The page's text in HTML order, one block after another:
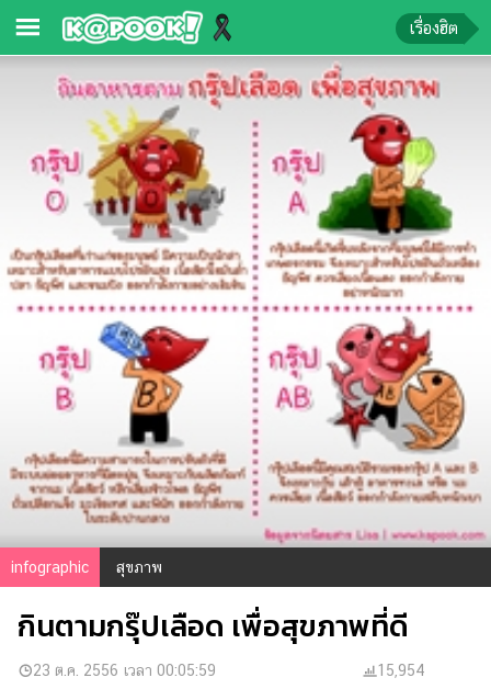
ข่าว-
รู้
ข่าว
ข่าว
บันเทิง
ตรวจ
หวย
ผล
บอล
การ
เงิน
การ
ศึกษา
บันเทิง
รูปภาพ
เรื่องฮิต
infographic สุขภาพ
กินตามกรุ๊ปเลือด เพื่อสุขภาพที่ดี
23 ต.ค. 2556 เวลา 00:05:59 15,954